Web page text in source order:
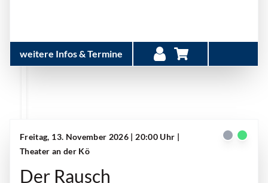
weitere Infos & Termine
Freitag, 13. November 2026 | 20:00 Uhr |
Theater an der Kö
Der Rausch